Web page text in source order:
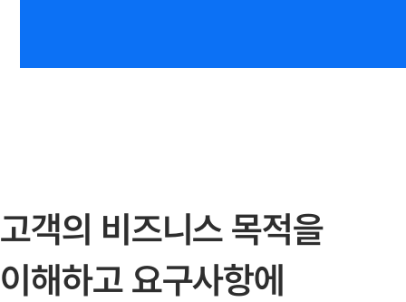
고객의 비즈니스 목적을
이해하고 요구사항에